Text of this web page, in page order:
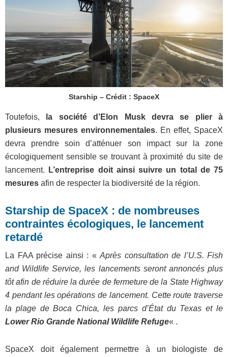
Starship – Crédit : SpaceX
Toutefois, la société d’Elon Musk devra se plier à
plusieurs mesures environnementales. En effet, SpaceX
devra prendre soin d’atténuer son impact sur la zone
écologiquement sensible se trouvant à proximité du site de
lancement.
L’entreprise doit ainsi suivre un total de 75
mesures afin de respecter la biodiversité de la région.
Starship de SpaceX : de nombreuses
contraintes écologiques, le lancement
retardé
La FAA précise ainsi : « Après consultation de l’U.S. Fish
and Wildlife Service, les lancements seront annoncés plus
tôt afin de réduire la durée de fermeture de la State Highway
4 pendant les opérations de lancement. Cette route traverse
la plage de Boca Chica, les parcs d’État du Texas et le
Lower Rio Grande National Wildlife Refuge« .
SpaceX doit également permettre à un biologiste de